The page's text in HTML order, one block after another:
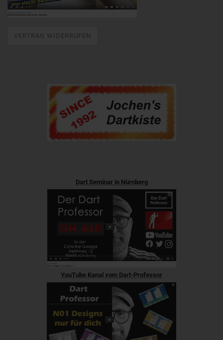
VERTRAG WIDERRUFEN
Dart Seminar in Nürnberg
YouTube Kanal vom Dart-Professor